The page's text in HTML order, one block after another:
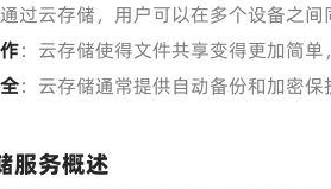
过云存储，用户可以在多个设备之
：云存储使得文件共享变得更加简
：云存储通常提供自动备份和加密保
服务概述